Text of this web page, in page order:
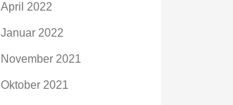
April 2022
Januar 2022
November 2021
Oktober 2021